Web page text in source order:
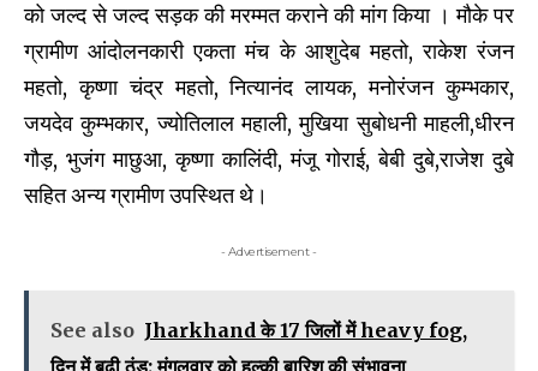
को जल्द से जल्द सड़क की मरम्मत कराने की मांग किया । मौके पर
ग्रामीण आंदोलनकारी एकता मंच के आशुदेब महतो, राकेश रंजन
महतो, कृष्णा चंद्र महतो, नित्यानंद लायक, मनोरंजन कुम्भकार,
जयदेव कुम्भकार, ज्योतिलाल महाली, मुखिया सुबोधनी माहली,धीरन
गौड़, भुजंग माछुआ, कृष्णा कालिंदी, मंजू गोराई, बेबी दुबे,राजेश दुबे
सहित अन्य ग्रामीण उपस्थित थे।
- Advertisement -
See also Jharkhand के 17 जिलों में heavy fog,